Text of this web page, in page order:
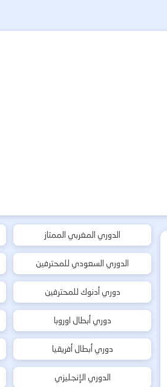
الدوري المغربي الممتاز
الدوري السعودي للمحترفين
دوري أدنوك للمحترفين
دوري أبطال اوروبا
دوري أبطال أفريقيا
الدوري الإنجليزي